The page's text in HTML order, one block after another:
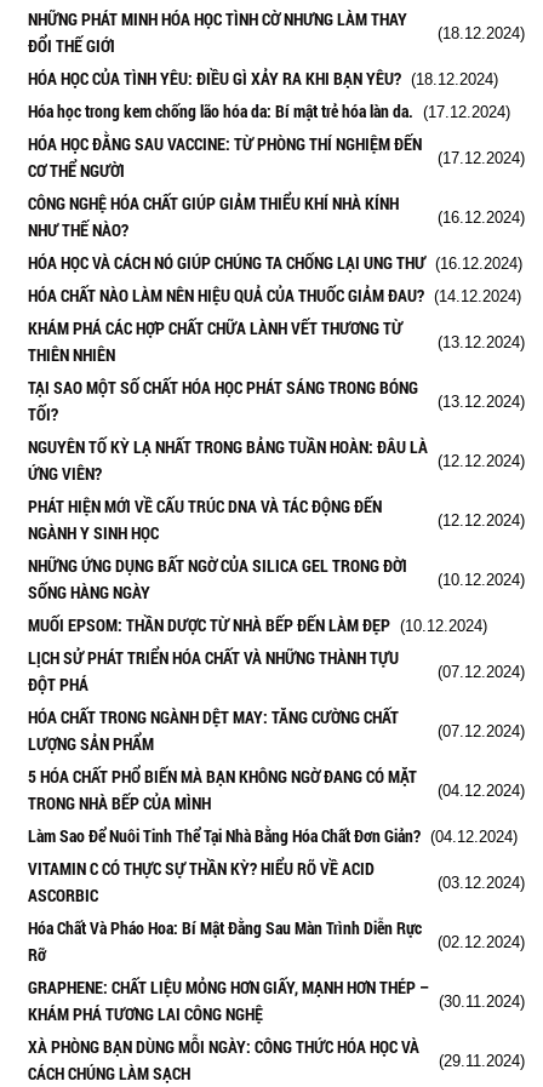
NHỮNG PHÁT MINH HÓA HỌC TÌNH CỜ NHƯNG LÀM THAY
ĐỔI THẾ GIỚI
(18.12.2024)
HÓA HỌC CỦA TÌNH YÊU: ĐIỀU GÌ XẢY RA KHI BẠN YÊU? (18.12.2024)
Hóa học trong kem chống lão hóa da: Bí mật trẻ hóa làn da. (17.12.2024)
HÓA HỌC ĐẰNG SAU VACCINE: TỪ PHÒNG THÍ NGHIỆM ĐẾN
CƠ THỂ NGƯỜI
(17.12.2024)
CÔNG NGHỆ HÓA CHẤT GIÚP GIẢM THIỂU KHÍ NHÀ KÍNH
NHƯ THẾ NÀO?
(16.12.2024)
HÓA HỌC VÀ CÁCH NÓ GIÚP CHÚNG TA CHỐNG LẠI UNG THƯ(16.12.2024)
HÓA CHẤT NÀO LÀM NÊN HIỆU QUẢ CỦA THUỐC GIẢM ĐAU? (14.12.2024)
KHÁM PHÁ CÁC HỢP CHẤT CHỮA LÀNH VẾT THƯƠNG TỪ
THIÊN NHIÊN
(13.12.2024)
TẠI SAO MỘT SỐ CHẤT HÓA HỌC PHÁT SÁNG TRONG BÓNG
TỐI?
(13.12.2024)
NGUYÊN TỐ KỲ LẠ NHẤT TRONG BẢNG TUẦN HOÀN: ĐÂU LÀ
ỨNG VIÊN?
(12.12.2024)
PHÁT HIỆN MỚI VỀ CẤU TRÚC DNA VÀ TÁC ĐỘNG ĐẾN
NGÀNH Y SINH HỌC
(12.12.2024)
NHỮNG ỨNG DỤNG BẤT NGỜ CỦA SILICA GEL TRONG ĐỜI
SỐNG HÀNG NGÀY
(10.12.2024)
MUỐI EPSOM: THẦN DƯỢC TỪ NHÀ BẾP ĐẾN LÀM ĐẸP (10.12.2024)
LỊCH SỬ PHÁT TRIỂN HÓA CHẤT VÀ NHỮNG THÀNH TỰU
ĐỘT PHÁ
(07.12.2024)
HÓA CHẤT TRONG NGÀNH DỆT MAY: TĂNG CƯỜNG CHẤT
LƯỢNG SẢN PHẨM
(07.12.2024)
5 HÓA CHẤT PHỔ BIẾN MÀ BẠN KHÔNG NGỜ ĐANG CÓ MẶT
TRONG NHÀ BẾP CỦA MÌNH
(04.12.2024)
Làm Sao Để Nuôi Tinh Thể Tại Nhà Bằng Hóa Chất Đơn Giản? (04.12.2024)
VITAMIN C CÓ THỰC SỰ THẦN KỲ? HIỂU RÕ VỀ ACID
ASCORBIC
(03.12.2024)
Hóa Chất Và Pháo Hoa: Bí Mật Đằng Sau Màn Trình Diễn Rực
Rỡ
(02.12.2024)
GRAPHENE: CHẤT LIỆU MỎNG HƠN GIẤY, MẠNH HƠN THÉP –
KHÁM PHÁ TƯƠNG LAI CÔNG NGHỆ
(30.11.2024)
XÀ PHÒNG BẠN DÙNG MỖI NGÀY: CÔNG THỨC HÓA HỌC VÀ
CÁCH CHÚNG LÀM SẠCH
(29.11.2024)